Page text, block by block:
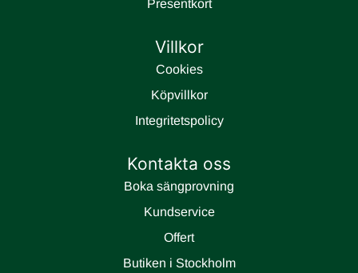
Presentkort
Villkor
Cookies
Köpvillkor
Integritetspolicy
Kontakta oss
Boka sängprovning
Kundservice
Offert
Butiken i Stockholm